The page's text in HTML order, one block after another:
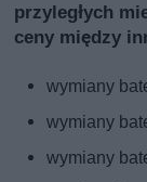
przyległych
ceny między
wymiany
wymiany
wymiany